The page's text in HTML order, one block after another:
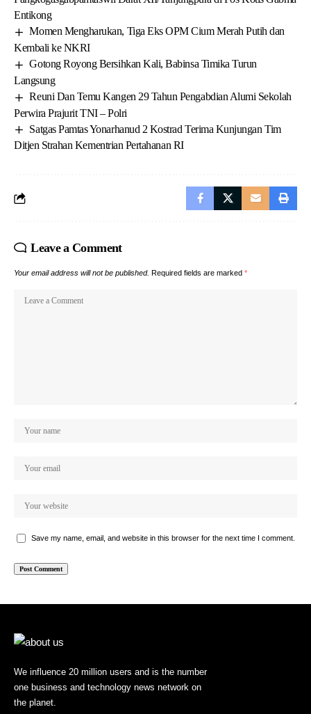
Entikong
Momen Mengharukan, Tiga Eks OPM Cium Merah Putih dan
Kembali ke NKRI
Gotong Royong Bersihkan Kali, Babinsa Timika Turun
Langsung
Reuni Dan Temu Kangen 29 Tahun Pengabdian Alumi Sekolah
Perwira Prajurit TNI – Polri
Satgas Pamtas Yonarhanud 2 Kostrad Terima Kunjungan Tim
Ditjen Strahan Kementrian Pertahanan RI
Leave a Comment
Your email address will not be published. Required fields are marked *
Save my name, email, and website in this browser for the next time I comment.
We influence 20 million users and is the number
one business and technology news network on
the planet.